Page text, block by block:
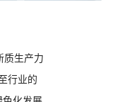
质生产力
行业的